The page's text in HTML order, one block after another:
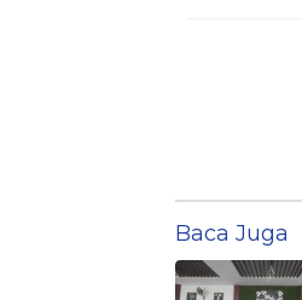
Baca Juga